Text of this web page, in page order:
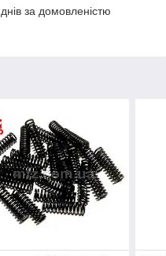
за домовленістю